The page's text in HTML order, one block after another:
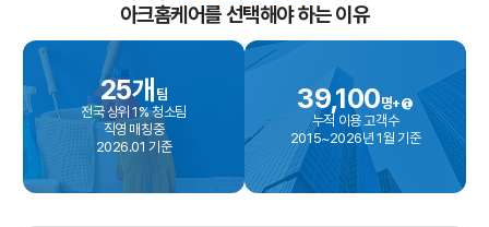
아크홈케어를 선택해야 하는 이유
25개 팀
전국 상위 1% 청소팀
직영 매칭중
2026.01 기준
39,100명+@
누적 이용 고객수
2015~2026년 1월 기준